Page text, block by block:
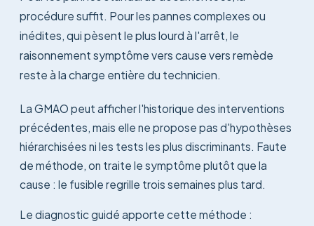
procédure suffit. Pour les pannes complexes ou
inédites, qui pèsent le plus lourd à l'arrêt, le
raisonnement symptôme vers cause vers remède
reste à la charge entière du technicien.
La GMAO peut afficher l'historique des interventions
précédentes, mais elle ne propose pas d'hypothèses
hiérarchisées ni les tests les plus discriminants. Faute
de méthode, on traite le symptôme plutôt que la
cause : le fusible regrille trois semaines plus tard.
Le diagnostic guidé apporte cette méthode :